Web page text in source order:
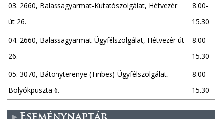
03. 2660, Balassagyarmat-Kutatószolgálat, Hétvezér
út 26.
8.00-
15.30
04. 2660, Balassagyarmat-Ügyfélszolgálat, Hétvezér út
26.
8.00-
15.30
05. 3070, Bátonyterenye (Tiribes)-Ügyfélszolgálat,
Bolyókpuszta 6.
8.00-
15.30
Eseménynaptár